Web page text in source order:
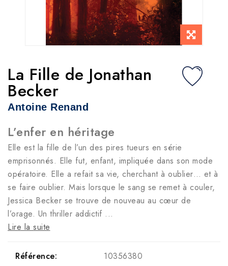
La Fille de Jonathan
Becker
Antoine Renand
L’enfer en héritage
Elle est la fille de l’un des pires tueurs en série
emprisonnés. Elle fut, enfant, impliquée dans son mode
opératoire. Elle a refait sa vie, cherchant à oublier… et à
se faire oublier. Mais lorsque le sang se remet à couler,
Jessica Becker se trouve de nouveau au cœur de
l’orage. Un thriller addictif ...
Lire la suite
Référence: 10356380